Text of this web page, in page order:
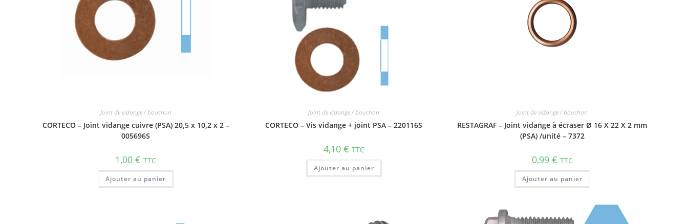
Joint de vidange / bouchon
CORTECO – Joint vidange cuivre (PSA) 20,5 x 10,2 x 2 –
005696S
1,00€ TTC
Ajouter au panier
Joint de vidange / bouchon
CORTECO – Vis vidange + joint PSA – 220116S
4,10 € TTC
Ajouter au panier
Joint de vidange / bouchon
RESTAGRAF – Joint vidange à écraser Ø 16 X 22 X 2 mm
(PSA) /unité – 7372
0,99 € TTC
Ajouter au panier